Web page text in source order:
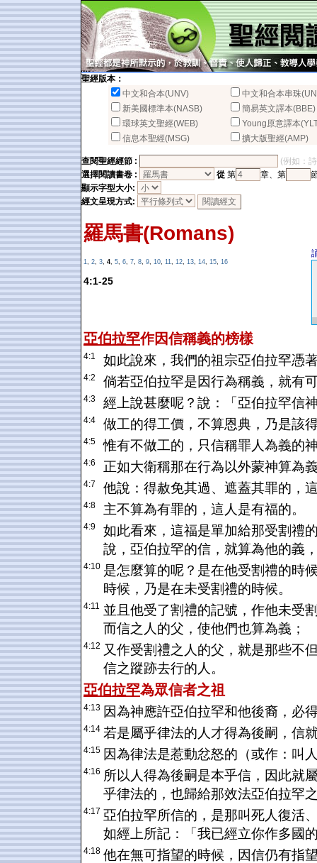
聖經版本：
中文和合本(UNV)
中文和合本串珠
新美國標準本(NASB)
簡易英文譯本(BBE)
環球英文聖經(WEB)
Young原意譯本
信息本聖經(MSG)
擴大版聖經(AMP)
查閱聖經經節 :
(例如：
選擇閱讀書卷 :
從 第 章、第
顯示字型大小:
經文呈現方式:
羅馬書(Romans)
1, 2, 3, 4, 5, 6, 7, 8, 9, 10, 11, 12, 13, 14, 15, 16
4:1-25
亞伯拉罕作因信稱義的榜樣
4:1 如此說來，我們的祖宗亞伯拉罕憑
4:2 倘若亞伯拉罕是因行為稱義，就有
4:3 經上說甚麼呢？說：「亞伯拉罕信
4:4 做工的得工價，不算恩典，乃是該
4:5 惟有不做工的，只信稱罪人為義的
4:6 正如大衛稱那在行為以外蒙神算為
4:7 他說：得赦免其過、遮蓋其罪的，
4:8 主不算為有罪的，這人是有福的。
4:9
如此看來，這福是單加給那受割禮
說，亞伯拉罕的信，就算為他的義
4:10 是怎麼算的呢？是在他受割禮的時
時候，乃是在未受割禮的時候。
4:11 並且他受了割禮的記號，作他未受
而信之人的父，使他們也算為義；
4:12 又作受割禮之人的父，就是那些不
信之蹤跡去行的人。
亞伯拉罕為眾信者之祖
4:13 因為神應許亞伯拉罕和他後裔，必
4:14 若是屬乎律法的人才得為後嗣，信
4:15 因為律法是惹動忿怒的（或作：叫
4:16 所以人得為後嗣是本乎信，因此就
乎律法的，也歸給那效法亞伯拉罕
4:17 亞伯拉罕所信的，是那叫死人復活
如經上所記：「我已經立你作多國
4:18 他在無可指望的時候，因信仍有指